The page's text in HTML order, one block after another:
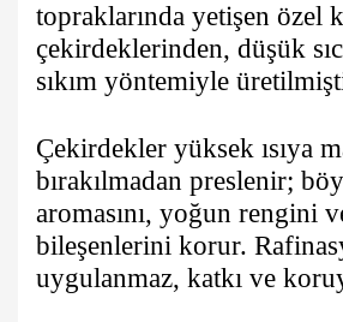
topraklarında yetişen özel
çekirdeklerinden, düşük
sıkım yöntemiyle
Çekirdekler yüksek ısıya
bırakılmadan preslenir;
aromasını, yoğun rengini
bileşenlerini korur.
uygulanmaz, katkı ve